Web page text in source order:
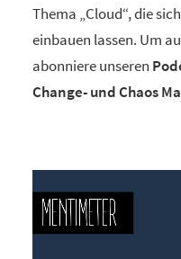
Thema „Cloud“, die
einbauen lassen. Um
abonniere unseren
Change- und Chaos